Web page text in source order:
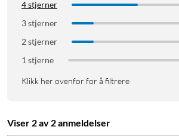
Spesifikasjoner
Oppløsning: 720p HD (1280×720)
Lysstyrke: 350 ANSI-lumen
Projeksjonsavstand: 1,1–3 m
Operativsystem: Android TV 11
4 stjerner
3 stjerner
2 stjerner
1 stjerne
Klikk her ovenfor for å filtrere
Viser 2 av 2 anmeldelser